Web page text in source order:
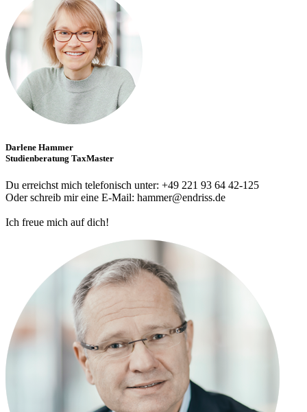
Darlene Hammer
Studienberatung TaxMaster
Du erreichst mich telefonisch unter: +49 221 93 64 42-125
Oder schreib mir eine E-Mail: hammer@endriss.de
Ich freue mich auf dich!